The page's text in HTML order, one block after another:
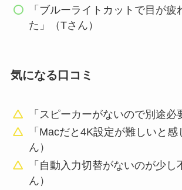
「ブルーライトカットで目が疲
た」（Tさん）
気になる口コミ
「スピーカーがないので別途必
「Macだと4K設定が難しいと感
ん）
「自動入力切替がないのが少し
ん）